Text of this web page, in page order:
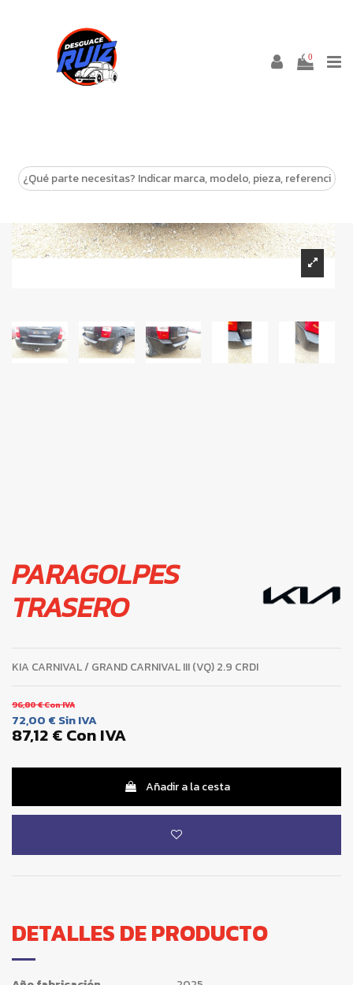
0
PARAGOLPES
TRASERO
KIA CARNIVAL / GRAND CARNIVAL III (VQ) 2.9 CRDI
96,80 €Con IVA
72,00 € Sin IVA
87,12 €Con IVA
Añadir a la cesta
DETALLES DE PRODUCTO